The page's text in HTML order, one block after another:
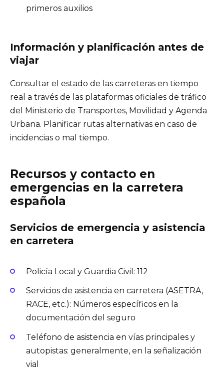
primeros auxilios
Información y planificación antes de
viajar
Consultar el estado de las carreteras en tiempo
real a través de las plataformas oficiales de tráfico
del Ministerio de Transportes, Movilidad y Agenda
Urbana. Planificar rutas alternativas en caso de
incidencias o mal tiempo.
Recursos y contacto en
emergencias en la carretera
española
Servicios de emergencia y asistencia
en carretera
Policía Local y Guardia Civil: 112
Servicios de asistencia en carretera (ASETRA,
RACE, etc.): Números específicos en la
documentación del seguro
Teléfono de asistencia en vías principales y
autopistas: generalmente, en la señalización
vial